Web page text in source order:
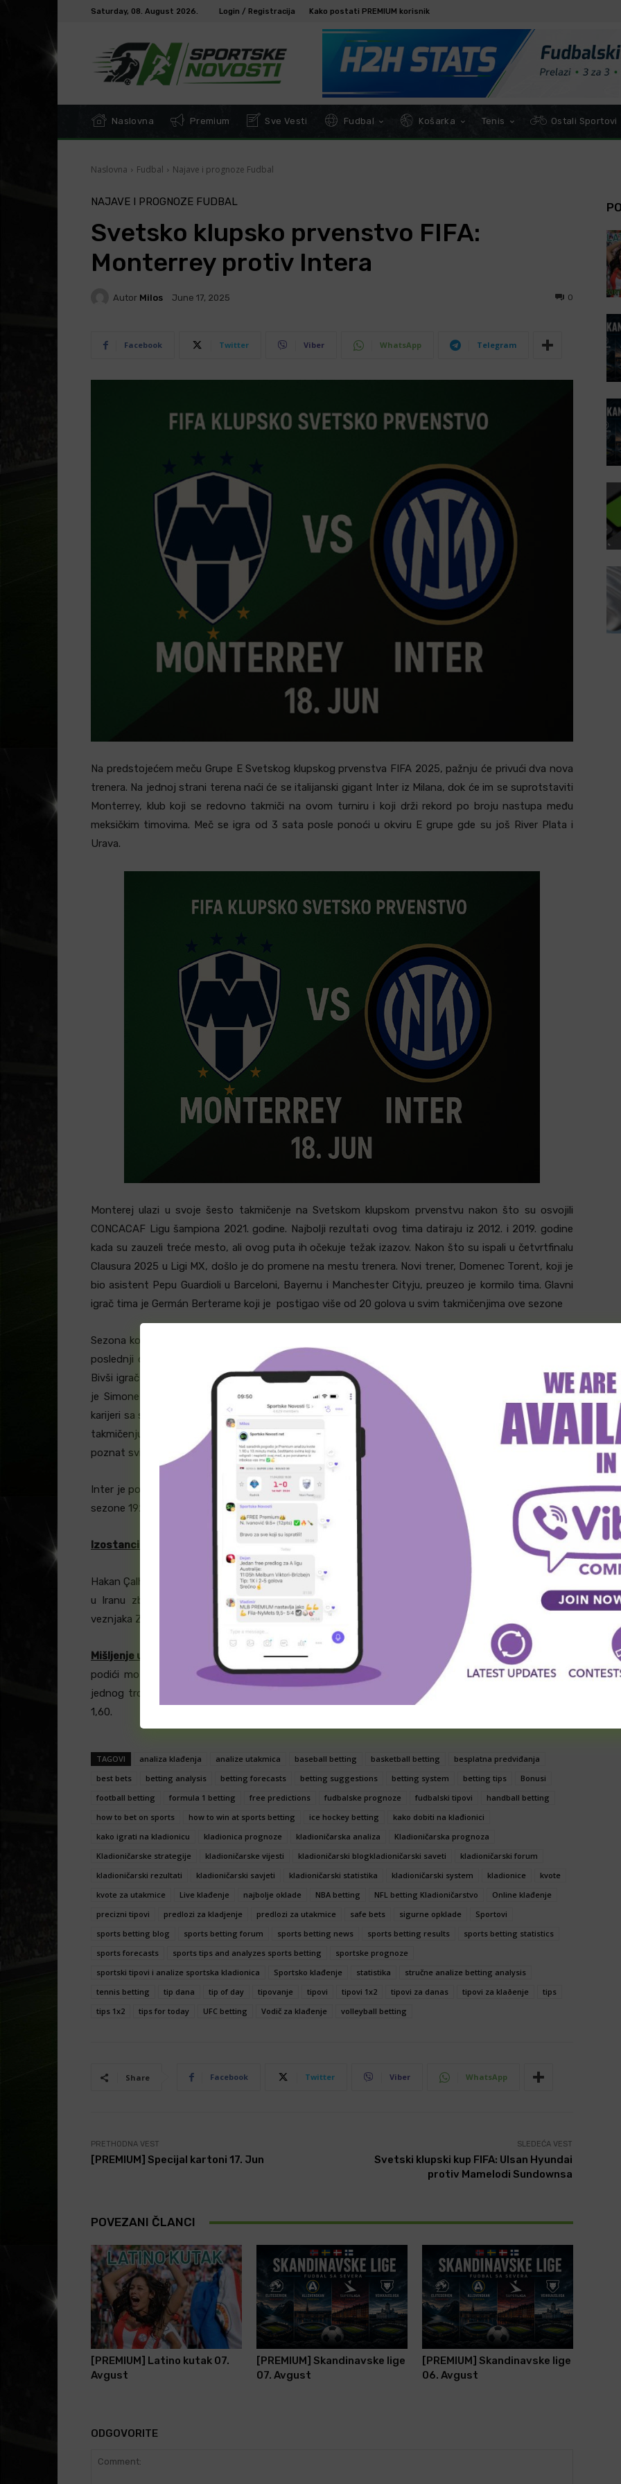
Saturday, 08. August 2026. Login / Registracija Kako postati PREMIUM korisnik
Naslovna Premium Sve Vesti Fudbal Košarka Tenis Ostali Sportovi
Naslovna Fudbal Najave i prognoze Fudbal
NAJAVE I PROGNOZE FUDBAL
Svetsko klupsko prvenstvo FIFA:
Monterrey protiv Intera
Autor Milos June 17, 2025 0
Facebook Twitter Viber WhatsApp Telegram
Na predstojećem meču Grupe E Svetskog klupskog prvenstva FIFA 2025, pažnju će privući dva nova
trenera. Na jednoj strani terena naći će se italijanski gigant Inter iz Milana, dok će im se suprotstaviti
Monterrey, klub koji se redovno takmiči na ovom turniru i koji drži rekord po broju nastupa među
meksičkim timovima. Meč se igra od 3 sata posle ponoći u okviru E grupe gde su još River Plata i
Urava.
Monterej ulazi u svoje šesto takmičenje na Svetskom klupskom prvenstvu nakon što su osvojili
CONCACAF Ligu šampiona 2021. godine. Najbolji rezultati ovog tima datiraju iz 2012. i 2019. godine
kada su zauzeli treće mesto, ali ovog puta ih očekuje težak izazov. Nakon što su ispali u četvrtfinalu
Clausura 2025 u Ligi MX, došlo je do promene na mestu trenera. Novi trener, Domenec Torent, koji je
bio asistent Pepu Guardioli u Barceloni, Bayernu i Manchester Cityju, preuzeo je kormilo tima. Glavni
igrač tima je Germán Berterame koji je postigao više od 20 golova u svim takmičenjima ove sezone
Sezona koja je Interu obećavala brojne titule završila se loše, gubitkom titule Serije A od Napolija na
poslednji dan sezone, a zatim i teškim porazom od PSG-a rezultatom 5-0 u finalu Lige šampiona.
Bivši igrač Nerazzurra, Cristian Chivu, sada je zadužen za povratak kluba na staze uspeha nakon što
je Simone Inzaghi otišao u Saudijsku Pro ligu. Chivu, koji ima relativno malo iskustva u trenerskoj
karijeri sa samo 13 utakmica na čelu Parme, nada se da će nastaviti niz nepobedivosti Intera u ovom
takmičenju, koji traje još od 2010. godine kada su osvojili titulu bez primljenog gola. Tim Intera je
poznat svima, a najviše se očekuje od veznjaka Barele i napadača Tirama i Lautara Martineza.
Inter je postigao 114 golova u svim takmičenjima u sezoni 2024/25, što je njihov najbolji rezultat od
sezone 1929/30.
Izostanci igrača:
Hakan Çalhanoğlu iz Intera mogao bi propustiti meč zbog povrede, dok napadač Mehdi Taremi ostaje
u Iranu zbog tekućeg sukoba između Izraela i Irana. Nema ni defanzivaca Bissecka i Dumfrisa,
veznjaka Zielinskog Carlos Salcedo je jedini značajan izostanak u timu Montereja.
Mišljenje urednika:
Uprkos promeni trenera i nedavnim razočaranjima u Seriji A i Ligi šampiona, može
podići motivisanost tima jako puno, dokazivanje pred novim trenerom i želja da se ipak dođe do
jednog trofeja mogu od ovog tima da naprave pobednika, danas idemo na pobedu gosta po kvoti
1,60.
TAGOVI analiza klađenja analize utakmica baseball betting basketball betting
besplatna predviđanja
best bets
betting analysis betting forecasts betting suggestions betting system betting tips
Bonusi
football betting
formula 1 betting free predictions fudbalske prognoze fudbalski tipovi
handball betting
how to bet on sports
how to win at sports betting ice hockey betting
kako dobiti na klađionici
kako igrati na kladionicu
kladionica prognoze kladioničarska analiza
Kladioničarska prognoza
Kladioničarske strategije
kladioničarske vijesti kladioničarski blogkladioničarski saveti
kladioničarski forum
kladioničarski rezultati
kladioničarski savjeti kladioničarski statistika kladioničarski system kladionice
kvote
kvote za utakmice
Live klađenje najbolje oklade NBA betting NFL betting Kladioničarstvo
Online klađenje
precizni tipovi
predlozi za kladjenje predlozi za utakmice safe bets sigurne opklade
Sportovi
sports betting blog
sports betting forum sports betting news sports betting results
sports betting statistics
sports forecasts
sports tips and analyzes sports betting
sportske prognoze
sportski tipovi i analize sportska kladionica
Sportsko klađenje statistika
stručne analize betting analysis
tennis betting
tip dana tip of day tipovanje tipovi tipovi 1x2 tipovi za danas tipovi za klaðenje
tips
tips 1x2
tips for today UFC betting Vodič za klađenje volleyball betting
Share Facebook Twitter Viber WhatsApp
PRETHODNA VEST
[PREMIUM] Specijal kartoni 17. Jun
SLEDEĆA VEST
Svetski klupski kup FIFA: Ulsan Hyundai
protiv Mamelodi Sundownsa
POVEZANI ČLANCI
[PREMIUM] Latino kutak 07.
Avgust
[PREMIUM] Skandinavske lige
07. Avgust
[PREMIUM] Skandinavske lige
06. Avgust
ODGOVORITE